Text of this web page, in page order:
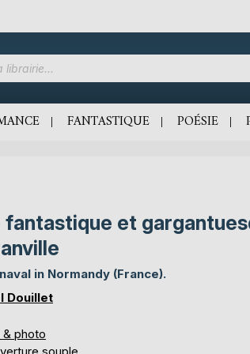
FANTASTIQUE POÉSIE
fantastique et
in Normandy (France).
Douillet
& photo